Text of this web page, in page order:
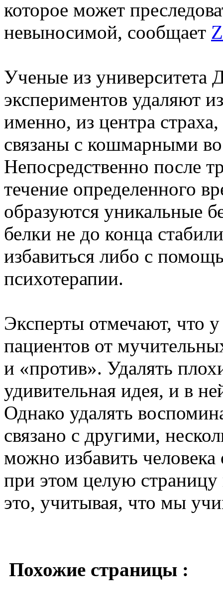
которое может
невыносимой, сообщает
Ученые из университета
экспериментов удаляют
именно, из центра
связаны с кошмарными
Непосредственно после
течение определенного
образуются уникальные
белки не до конца
избавиться либо с
психотерапии.
Эксперты отмечают, что у
пациентов от
и «против». Удалять
удивительная идея, и в
Однако удалять
связано с другими,
можно избавить
при этом целую страницу
это, учитывая, что мы
Похожие страницы :